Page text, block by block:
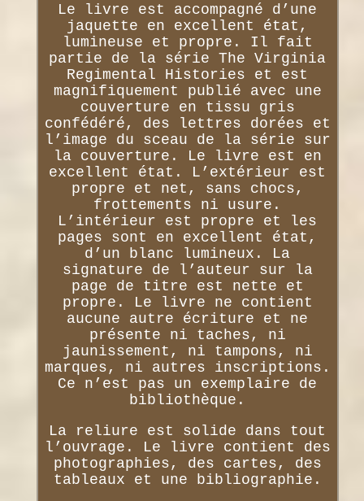
Le livre est accompagné d’une
jaquette en excellent état,
lumineuse et propre. Il fait
partie de la série The Virginia
Regimental Histories et est
magnifiquement publié avec une
couverture en tissu gris
confédéré, des lettres dorées et
l’image du sceau de la série sur
la couverture. Le livre est en
excellent état. L’extérieur est
propre et net, sans chocs,
frottements ni usure.
L’intérieur est propre et les
pages sont en excellent état,
d’un blanc lumineux. La
signature de l’auteur sur la
page de titre est nette et
propre. Le livre ne contient
aucune autre écriture et ne
présente ni taches, ni
jaunissement, ni tampons, ni
marques, ni autres inscriptions.
Ce n’est pas un exemplaire de
bibliothèque.
La reliure est solide dans tout
l’ouvrage. Le livre contient des
photographies, des cartes, des
tableaux et une bibliographie.